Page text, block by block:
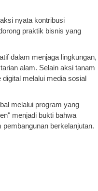
nyata kontribusi
praktik bisnis yang
dalam menjaga lingkungan,
alam. Selain aksi tanam
melalui media sosial
melalui program yang
menjadi bukti bahwa
berkelanjutan.